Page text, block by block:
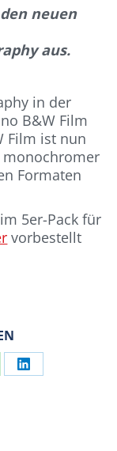
neuen
aus.
in der
B&W Film
Film ist nun
monochromer
Formaten
5er-Pack für
vorbestellt
Share